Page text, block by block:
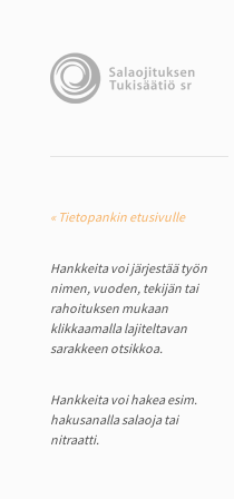
« Tietopankin etusivulle
Hankkeita voi järjestää työn
nimen, vuoden, tekijän tai
rahoituksen mukaan
klikkaamalla lajiteltavan
sarakkeen otsikkoa.
Hankkeita voi hakea esim.
hakusanalla salaoja tai
nitraatti.